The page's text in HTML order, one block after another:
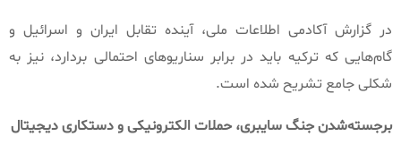
در گزارش آکادمی اطلاعات ملی، آینده تقابل ایران و اسرائیل و
گام‌هایی که ترکیه باید در برابر سناریوهای احتمالی بردارد، نیز به
شکلی جامع تشریح شده است.
برجسته‌شدنجنگسایبری، حملات الکترونیکیو دستکاریدیجیتال